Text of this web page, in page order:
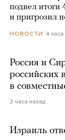
подвел итоги
и пригрозил
НОВОСТИ 4 часа
Россия и
российских
в
3 часа назад
Израиль